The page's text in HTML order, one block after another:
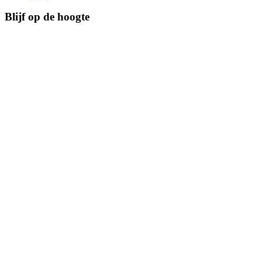
Blijf op de hoogte